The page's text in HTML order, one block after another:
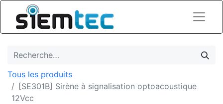
Tous les produits
[SE301B] Sirène à signalisation optoacoustique
12Vcc